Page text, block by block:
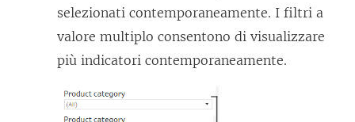
selezionati contemporaneamente. I filtri a
valore multiplo consentono di visualizzare
più indicatori contemporaneamente.